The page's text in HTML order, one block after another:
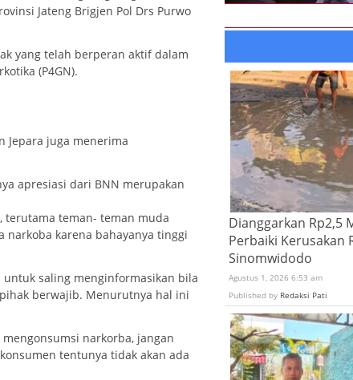
Jateng Brigjen Pol Drs Purwo
yang telah berperan aktif dalam
(P4GN).
Jepara juga menerima
apresiasi dari BNN merupakan
terutama teman- teman muda
narkoba karena bahayanya tinggi
saling menginformasikan bila
berwajib. Menurutnya hal ini
narkorba, jangan
tentunya tidak akan ada
Dianggarkan Rp2,5
Perbaiki Kerusakan
Sinomwidodo
Agustus 1, 2026 6:53 am
Published by Redaksi Pati